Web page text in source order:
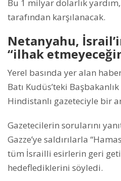
Bu 1 milyar dolarlık
tarafından karşılanacak.
Netanyahu,
“ilhak
Yerel basında yer alan
Batı Kudüs’teki
Hindistanlı gazeteciyle bir
Gazetecilerin sorularını
Gazze’ye saldırılarla
tüm İsrailli esirlerin geri
hedeflediklerini söyledi.